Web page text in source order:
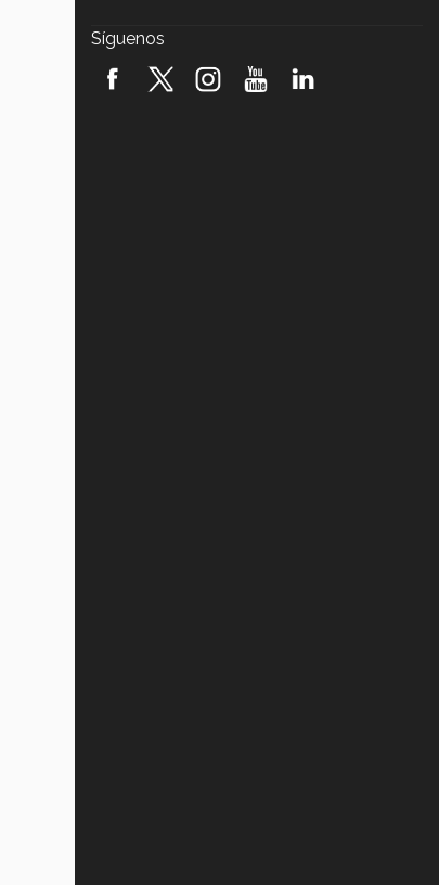
robótica FIRST 2026! (video)
Síguenos